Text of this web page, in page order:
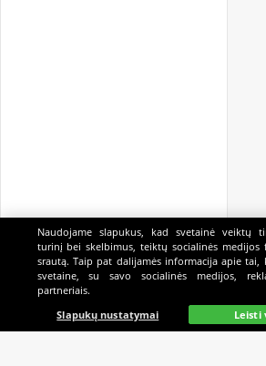
Pagrindinis Gyvai Paieška
Naudojame slapukus, kad svetainė veiktų
turinį bei skelbimus, teiktų socialinės medijos
srautą. Taip pat dalijamės informacija apie tai,
svetaine, su savo socialinės medijos,
partneriais.
Slapukų nustatymai
Leisti